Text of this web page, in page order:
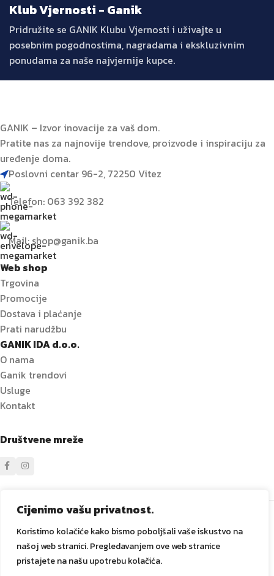
Cijenimo vašu privatnost.
Koristimo kolačiće kako bismo poboljšali vaše iskustvo na
našoj web stranici. Pregledavanjem ove web stranice
pristajete na našu upotrebu kolačića.
Klub Vjernosti - Ganik
Pridružite se GANIK Klubu Vjernosti i uživajte u
posebnim pogodnostima, nagradama i ekskluzivnim
ponudama za naše najvjernije kupce.
GANIK – Izvor inovacije za vaš dom.
Pratite nas za najnovije trendove, proizvode i inspiraciju za
uređenje doma.
Poslovni centar 96-2, 72250 Vitez
Telefon: 063 392 382
Mail: shop@ganik.ba
Web shop
Trgovina
Promocije
Dostava i plaćanje
Prati narudžbu
GANIK IDA d.o.o.
O nama
Ganik trendovi
Usluge
Kontakt
Društvene mreže
Sve prava zadržanaGANIKIDA D.O.O. Vitez
Keramičke